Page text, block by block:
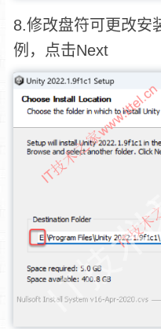
8.修改盘符可更改安
例，点击Next